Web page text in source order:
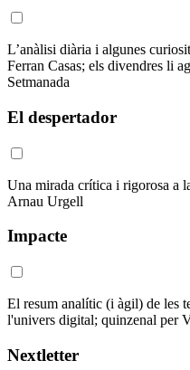
L’anàlisi diària i algunes
Ferran Casas; els divendres li
Setmanada
El despertador
Una mirada crítica i rigorosa a
Arnau Urgell
Impacte
El resum analític (i àgil) de les
l'univers digital; quinzenal per
Nextletter